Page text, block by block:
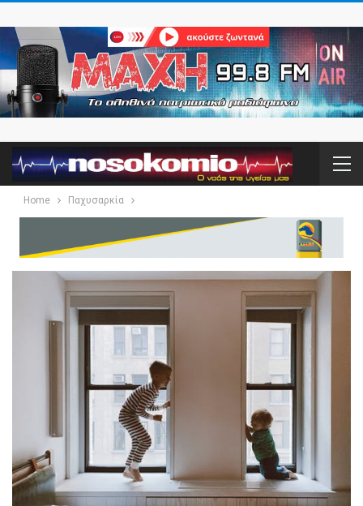
Home Παχυσαρκία